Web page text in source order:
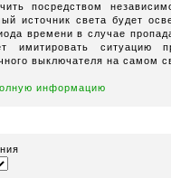
посредством
источник света будет
времени в случае
имитировать ситуацию
выключателя на самом
информацию